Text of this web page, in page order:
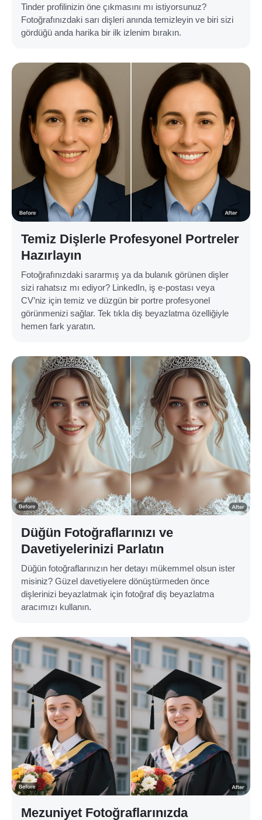
Tinder profilinizin öne çıkmasını mı istiyorsunuz?
Fotoğrafınızdaki sarı dişleri anında temizleyin ve biri sizi
gördüğü anda harika bir ilk izlenim bırakın.
Temiz Dişlerle Profesyonel Portreler
Hazırlayın
Fotoğrafınızdaki sararmış ya da bulanık görünen dişler
sizi rahatsız mı ediyor? LinkedIn, iş e-postası veya
CV’niz için temiz ve düzgün bir portre profesyonel
görünmenizi sağlar. Tek tıkla diş beyazlatma özelliğiyle
hemen fark yaratın.
Düğün Fotoğraflarınızı ve
Davetiyelerinizi Parlatın
Düğün fotoğraflarınızın her detayı mükemmel olsun ister
misiniz? Güzel davetiyelere dönüştürmeden önce
dişlerinizi beyazlatmak için fotoğraf diş beyazlatma
aracımızı kullanın.
Mezuniyet Fotoğraflarınızda